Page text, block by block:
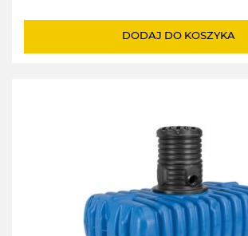
DODAJ DO KOSZYKA